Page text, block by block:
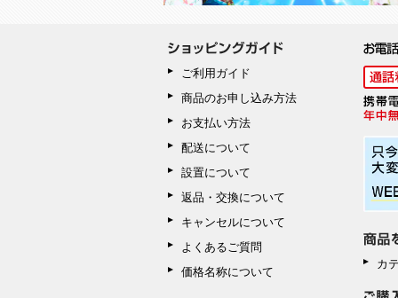
ご利用ガイド
商品のお申し込み方法
お支払い方法
配送について
設置について
返品・交換について
キャンセルについて
よくあるご質問
価格名称について
カ